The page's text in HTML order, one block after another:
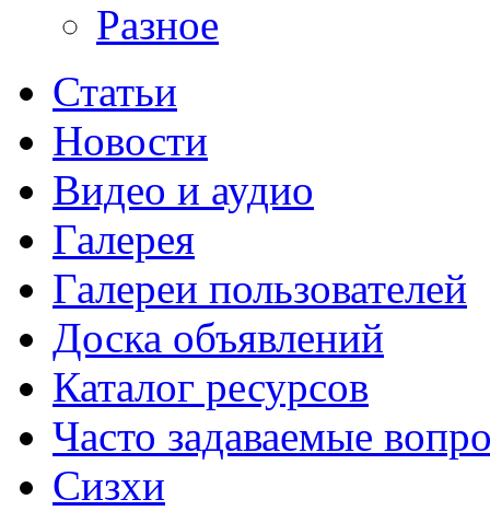
Разное
Статьи
Новости
Видео и аудио
Галерея
Галереи пользователей
Доска объявлений
Каталог ресурсов
Часто задаваемые
Сизхи